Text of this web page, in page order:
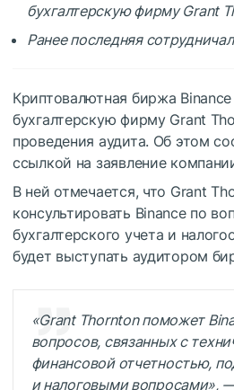
бухгалтерскую фирму Grant
Ранее последняя
Криптовалютная биржа
бухгалтерскую фирму Grant
проведения аудита. Об этом
ссылкой на заявление
В ней отмечается, что Grant
консультировать Binance по
бухгалтерского учета и
будет выступать аудитором
«Grant Thornton поможет
вопросов, связанных с
финансовой отчетностью,
и налоговыми вопросами»,